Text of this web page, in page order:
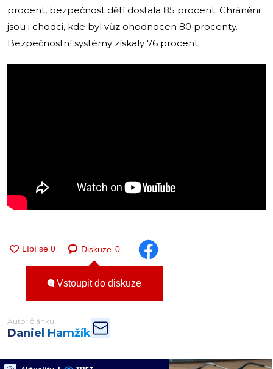
procent, bezpečnost dětí dostala 85 procent. Chráněni
jsou i chodci, kde byl vůz ohodnocen 80 procenty.
Bezpečnostní systémy získaly 76 procent.
Diskuze 0
Vstoupit do diskuze
Autor článku
Daniel Hamžík